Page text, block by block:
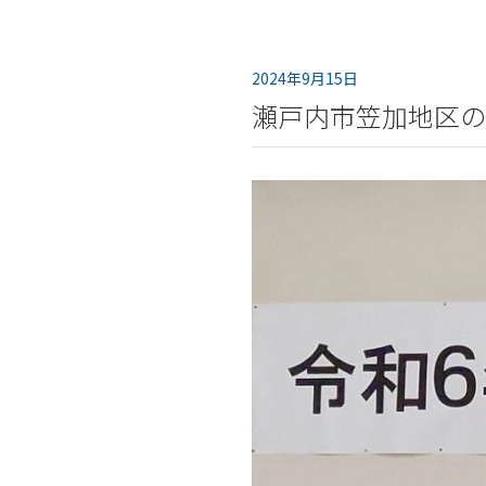
2024年9月15日
瀬戸内市笠加地区